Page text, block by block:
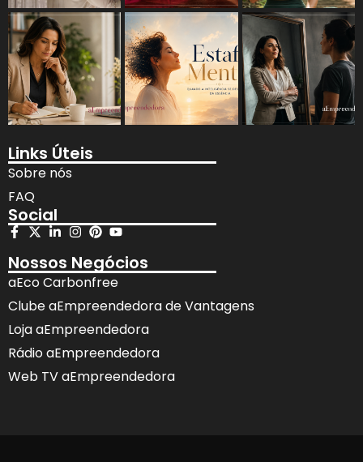
Links Úteis
Sobre nós
FAQ
Social
Nossos Negócios
aEco Carbonfree
Clube aEmpreendedora de Vantagens
Loja aEmpreendedora
Rádio aEmpreendedora
Web TV aEmpreendedora